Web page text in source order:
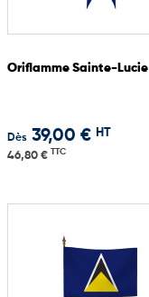
Oriflamme Sainte-Lucie
Dès 39,00 € HT
46,80 € TTC